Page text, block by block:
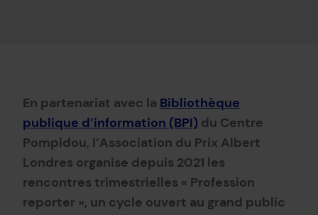
En partenariat avec la Bibliothèque
publique d’information (BPI) du Centre
Pompidou, l’Association du Prix Albert
Londres organise depuis 2021 les
rencontres trimestrielles « Profession
reporter », un cycle ouvert au grand public